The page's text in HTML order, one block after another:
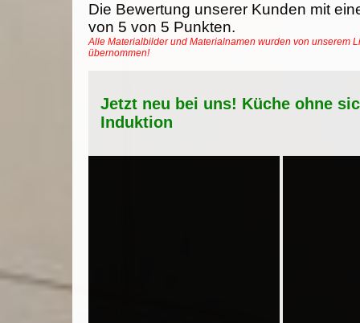
Die Bewertung unserer Kunden mit
von 5 von 5 Punkten.
Alle Materialbilder und Materialnamen wurden von unserem
übernommen!
Jetzt neu bei uns! Küche ohne
Induktion